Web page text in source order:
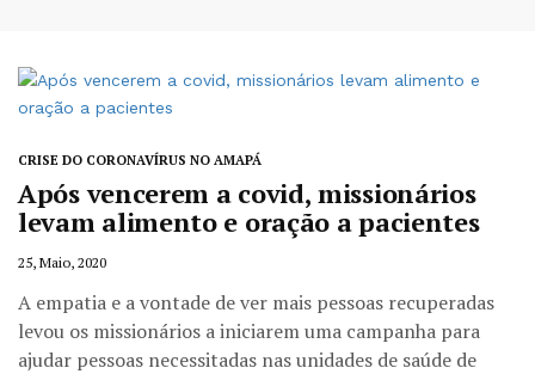
CRISE DO CORONAVÍRUS NO AMAPÁ
Após vencerem a covid, missionários
levam alimento e oração a pacientes
25, Maio, 2020
A empatia e a vontade de ver mais pessoas recuperadas
levou os missionários a iniciarem uma campanha para
ajudar pessoas necessitadas nas unidades de saúde de